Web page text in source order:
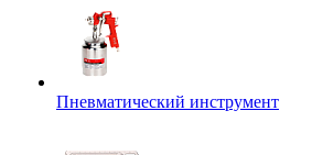
Пневматический инструмент